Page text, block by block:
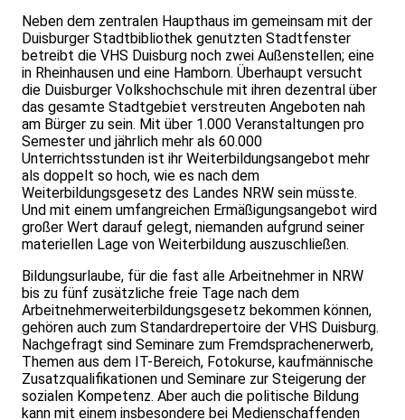
Neben dem zentralen Haupthaus im gemeinsam mit der
Duisburger Stadtbibliothek genutzten Stadtfenster
betreibt die VHS Duisburg noch zwei Außenstellen; eine
in Rheinhausen und eine Hamborn. Überhaupt versucht
die Duisburger Volkshochschule mit ihren dezentral über
das gesamte Stadtgebiet verstreuten Angeboten nah
am Bürger zu sein. Mit über 1.000 Veranstaltungen pro
Semester und jährlich mehr als 60.000
Unterrichtsstunden ist ihr Weiterbildungsangebot mehr
als doppelt so hoch, wie es nach dem
Weiterbildungsgesetz des Landes NRW sein müsste.
Und mit einem umfangreichen Ermäßigungsangebot wird
großer Wert darauf gelegt, niemanden aufgrund seiner
materiellen Lage von Weiterbildung auszuschließen.
Bildungsurlaube, für die fast alle Arbeitnehmer in NRW
bis zu fünf zusätzliche freie Tage nach dem
Arbeitnehmerweiterbildungsgesetz bekommen können,
gehören auch zum Standardrepertoire der VHS Duisburg.
Nachgefragt sind Seminare zum Fremdsprachenerwerb,
Themen aus dem IT-Bereich, Fotokurse, kaufmännische
Zusatzqualifikationen und Seminare zur Steigerung der
sozialen Kompetenz. Aber auch die politische Bildung
kann mit einem insbesondere bei Medienschaffenden